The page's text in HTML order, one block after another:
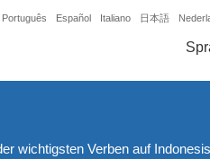
Português Español Italiano 日本語
wichtigsten Verben auf